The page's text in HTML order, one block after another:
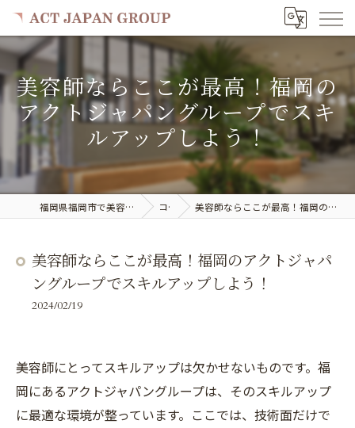
美容師ならここが最高！福岡の
アクトジャパングループでスキ
ルアップしよう！
福岡県福岡市で美容室の求人ならACT JAPAN GROUP コラム 美容師ならここが最高！福岡のアクトジャパングループでスキルアップしよう！
美容師ならここが最高！福岡のアクトジャパ
ングループでスキルアップしよう！
2024/02/19
美容師にとってスキルアップは欠かせないものです。福
岡にあるアクトジャパングループは、そのスキルアップ
に最適な環境が整っています。ここでは、技術面だけで